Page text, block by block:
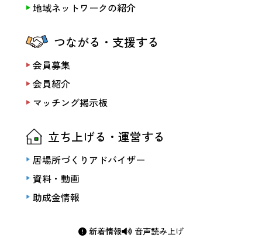
新着情報 音声読み上げ
地域ネットワークの紹介
つながる・支援する
会員募集
会員紹介
マッチング掲示板
立ち上げる・運営する
居場所づくりアドバイザー
資料・動画
助成金情報